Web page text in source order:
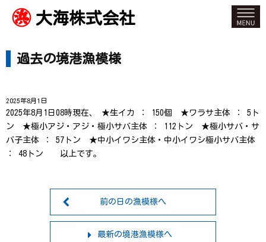
大海株式会社
過去の境港漁模様
2025年8月1日
2025年8月1日08時現在、 ★生イカ ： 150個 ★ワラサ主体 ： 5ト
ン ★極小アジ・アジ・極小サバ主体 ： 112トン ★極小サバ・サ
バ子主体 ： 57トン ★中小イワシ主体・中小イワシ極小サバ主体
： 48トン 以上です。
前の日の漁模様へ
最新の境港漁模様へ